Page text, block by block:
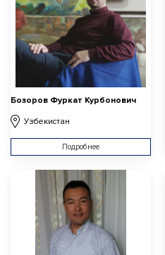
Бозоров Фуркат Курбонович
Узбекистан
Подробнее